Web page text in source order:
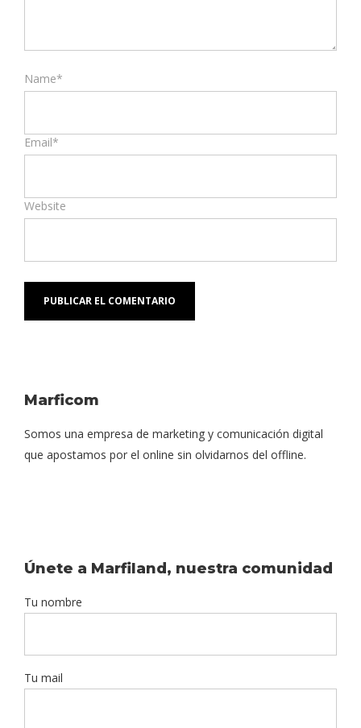
Name*
Email*
Website
Marficom
Somos una empresa de marketing y comunicación digital
que apostamos por el online sin olvidarnos del offline.
Únete a Marfiland, nuestra comunidad
Tu nombre
Tu mail